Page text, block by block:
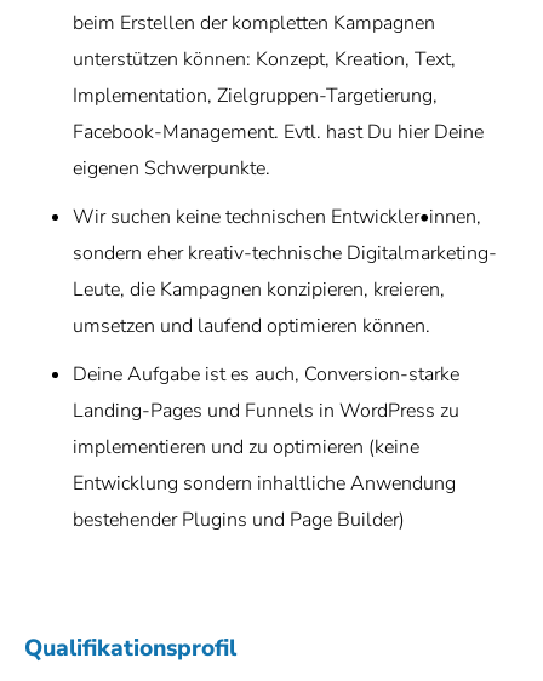
beim Erstellen der kompletten Kampagnen
unterstützen können: Konzept, Kreation, Text,
Implementation, Zielgruppen-Targetierung,
Facebook-Management. Evtl. hast Du hier Deine
eigenen Schwerpunkte.
Wir suchen keine technischen Entwickler•innen,
sondern eher kreativ-technische Digitalmarketing-
Leute, die Kampagnen konzipieren, kreieren,
umsetzen und laufend optimieren können.
Deine Aufgabe ist es auch, Conversion-starke
Landing-Pages und Funnels in WordPress zu
implementieren und zu optimieren (keine
Entwicklung sondern inhaltliche Anwendung
bestehender Plugins und Page Builder)
Qualifikationsprofil